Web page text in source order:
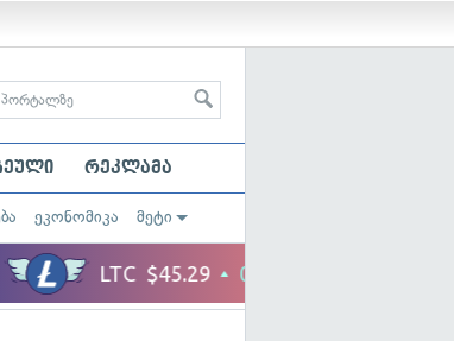
რეკლამა
ეკონომიკა მეტი